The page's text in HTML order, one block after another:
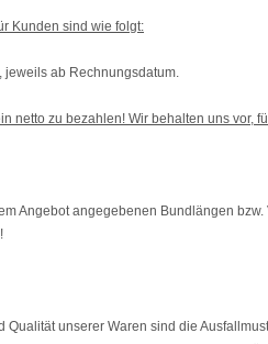
Kunden sind wie folgt:
ab Rechnungsdatum.
netto zu bezahlen! Wir behalten uns vor,
Angebot angegebenen Bundlängen
Qualität unserer Waren sind die